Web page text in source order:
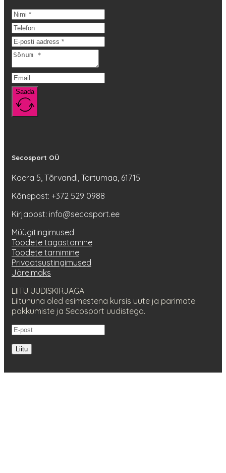
Saada
Secosport OÜ
Kaera 5, Tõrvandi, Tartumaa, 61715
Kõnepost: +372 529 0988
Kirjapost: info@secosport.ee
Müügitingimused
Toodete tagastamine
Toodete tarnimine
Privaatsustingimused
Järelmaks
LIITU UUDISKIRJAGA
Liitununa oled esimestena kursis uute ja parimate
pakkumiste ja Secosport uudistega.
Liitu